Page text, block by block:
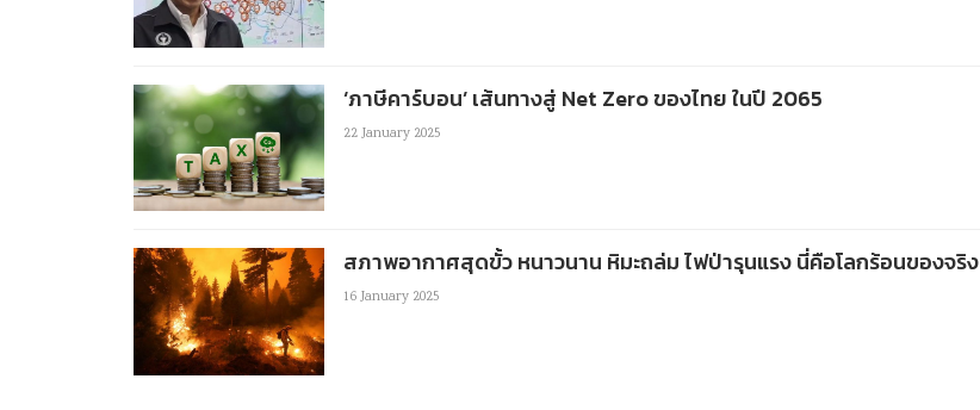
‘ภาษีคาร์บอน’ เส้นทางสู่ Net Zero ของไทย ในปี 2065
22 January 2025
สภาพอากาศสุดขั้ว หนาวนาน หิมะถล่ม ไฟป่ารุนแรง นี่คือโลกร้อนของจริง
16 January 2025